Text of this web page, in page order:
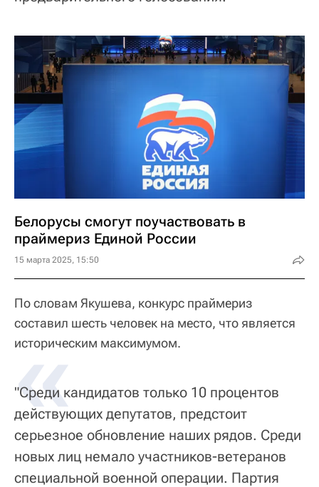
Белорусы смогут поучаствовать в
праймериз Единой России
15 марта 2025, 15:50
По словам Якушева, конкурс праймериз
составил шесть человек на место, что является
историческим максимумом.
«
"Среди кандидатов только 10 процентов
действующих депутатов, предстоит
серьезное обновление наших рядов. Среди
новых лиц немало участников-ветеранов
специальной военной операции. Партия